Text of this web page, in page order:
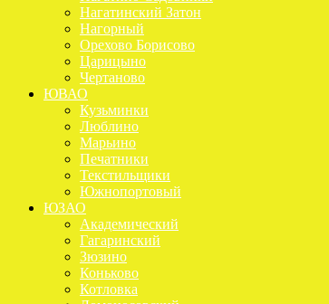
Нагатинский Затон
Нагорный
Орехово Борисово
Царицыно
Чертаново
ЮВАО
Кузьминки
Люблино
Марьино
Печатники
Текстильщики
Южнопортовый
ЮЗАО
Академический
Гагаринский
Зюзино
Коньково
Котловка